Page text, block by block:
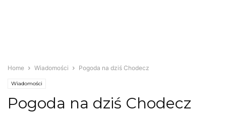
Home Wiadomości Pogoda na dziś Chodecz
Wiadomości
Pogoda na dziś Chodecz